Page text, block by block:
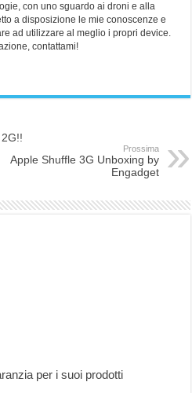
con uno sguardo ai droni e alla
a disposizione le mie conoscenze e
ad utilizzare al meglio i propri device.
contattami!
Prossima
Apple Shuffle 3G Unboxing by
Engadget
per i suoi prodotti